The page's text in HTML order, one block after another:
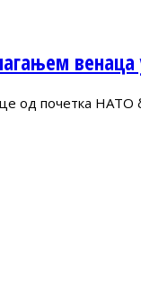
од почетка НАТО